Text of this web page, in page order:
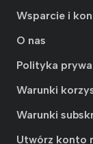
Wsparcie i
O nas
Polityka
Warunki
Warunki
Utwórz konto